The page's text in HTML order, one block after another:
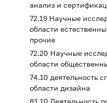
анализ и
72.19 Научные
области
прочие
72.20 Научные
области
74.10 деятельность
области дизайна
81.10 Деятельность